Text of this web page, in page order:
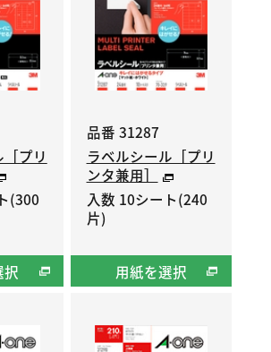
プリ
(300
択
品番 31287
ラベルシール［プリ
ンタ兼用］
入数 10シート(240
片)
用紙を選択